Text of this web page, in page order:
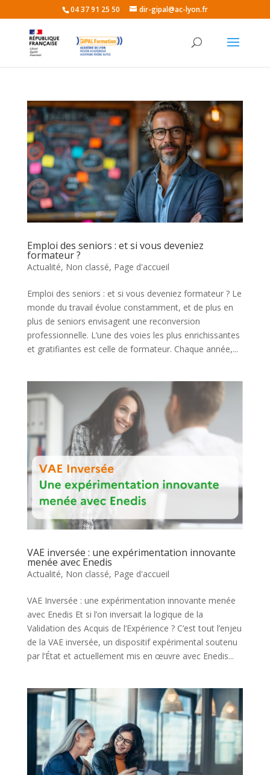
04 37 91 25 50 dir-gipal@ac-lyon.fr
Emploi des seniors : et si vous deveniez
formateur ?
Actualité, Non classé, Page d'accueil
Emploi des seniors : et si vous deveniez formateur ? Le
monde du travail évolue constamment, et de plus en
plus de seniors envisagent une reconversion
professionnelle. L’une des voies les plus enrichissantes
et gratifiantes est celle de formateur. Chaque année,...
VAE inversée : une expérimentation innovante
menée avec Enedis
Actualité, Non classé, Page d'accueil
VAE Inversée : une expérimentation innovante menée
avec Enedis Et si l’on inversait la logique de la
Validation des Acquis de l’Expérience ? C’est tout l’enjeu
de la VAE inversée, un dispositif expérimental soutenu
par l’État et actuellement mis en œuvre avec Enedis...